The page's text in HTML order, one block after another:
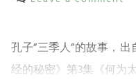
孔子”三季人”的故事，
经的秘密》第3集《何为